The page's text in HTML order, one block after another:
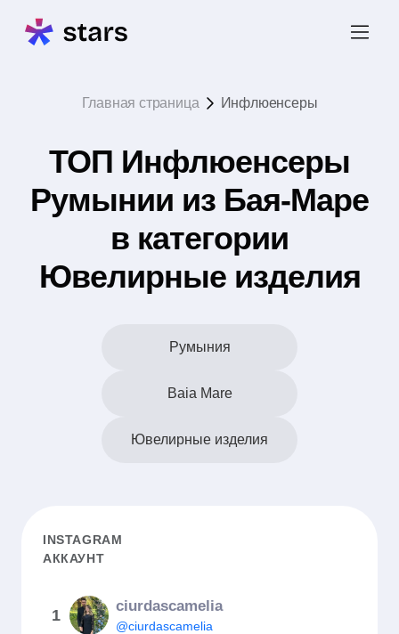
Главная страница Инфлюенсеры
ТОП Инфлюенсеры
Румынии из Бая-Маре
в категории
Ювелирные изделия
Румыния
Baia Mare
Ювелирные изделия
INSTAGRAM
АККАУНТ
1
ciurdascamelia
@ciurdascamelia